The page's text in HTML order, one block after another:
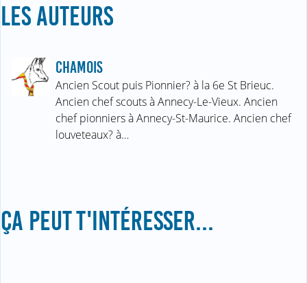
LES AUTEURS
CHAMOIS
Ancien Scout puis Pionnier? à la 6e St Brieuc.
Ancien chef scouts à Annecy-Le-Vieux. Ancien
chef pionniers à Annecy-St-Maurice. Ancien chef
louveteaux? à…
ÇA PEUT T'INTÉRESSER...